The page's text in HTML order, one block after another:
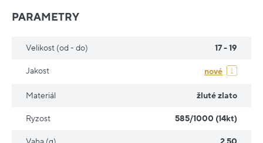
PARAMETRY
Velikost (od - do) 17 - 19
Jakost nové
Materiál žluté zlato
Ryzost 585/1000 (14kt)